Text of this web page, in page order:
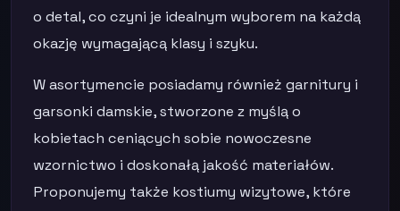
o detal, co czyni je idealnym wyborem na każdą
okazję wymagającą klasy i szyku.
W asortymencie posiadamy również garnitury i
garsonki damskie, stworzone z myślą o
kobietach ceniących sobie nowoczesne
wzornictwo i doskonałą jakość materiałów.
Proponujemy także kostiumy wizytowe, które